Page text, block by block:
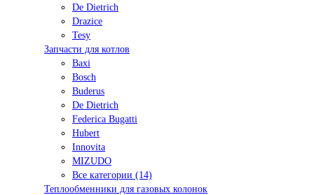
De Dietrich
Drazice
Tesy
Запчасти для котлов
Baxi
Bosch
Buderus
De Dietrich
Federica Bugatti
Hubert
Innovita
MIZUDO
Все категории (14)
Теплообменники для газовых колонок